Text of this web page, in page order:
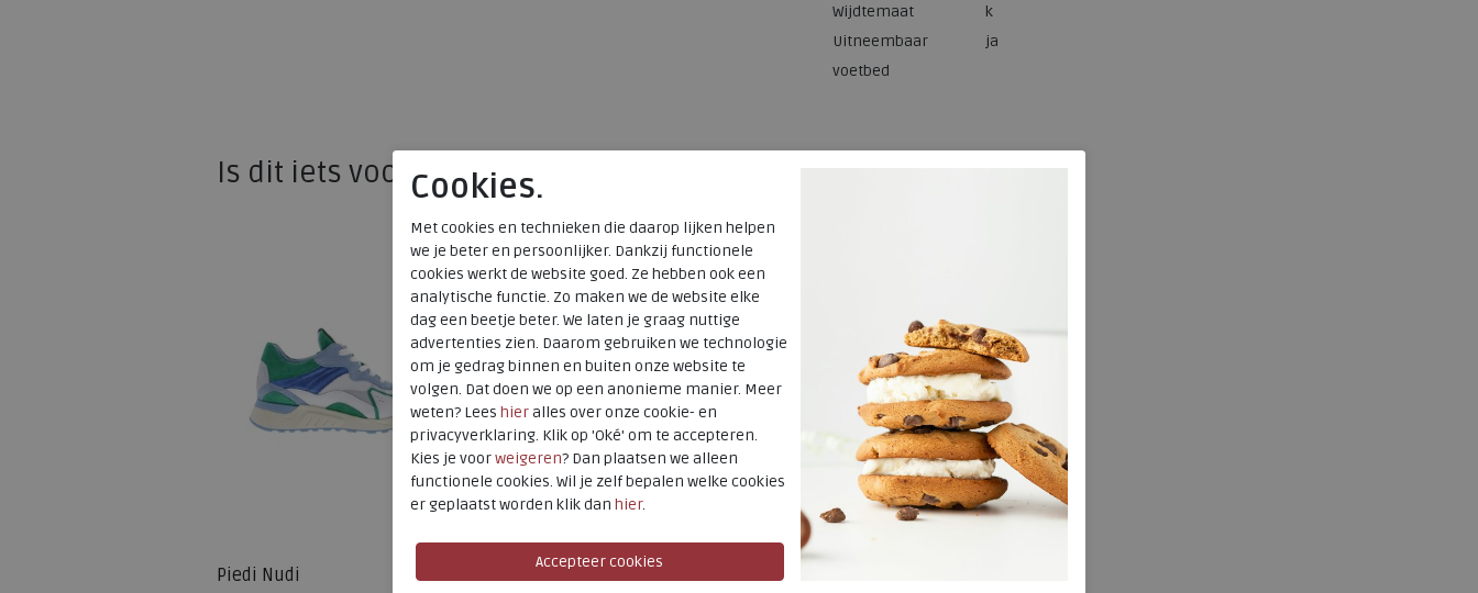
Wijdtemaat
k
Uitneembaar
voetbed
ja
Is dit iets voor u?
Piedi Nudi
SALE
Piedi Nudi
SALE
Cookies.
Met cookies en technieken die daarop lijken helpen
we je beter en persoonlijker. Dankzij functionele
cookies werkt de website goed. Ze hebben ook een
analytische functie. Zo maken we de website elke
dag een beetje beter. We laten je graag nuttige
advertenties zien. Daarom gebruiken we technologie
om je gedrag binnen en buiten onze website te
volgen. Dat doen we op een anonieme manier. Meer
weten? Lees hieralles over onze cookie- en
privacyverklaring. Klik op 'Oké' om te accepteren.
Kies je voorweigeren? Dan plaatsen we alleen
functionele cookies. Wil je zelf bepalen welke cookies
er geplaatst worden klik dan hier.